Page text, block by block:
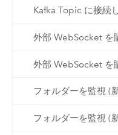
Kafka Topic に接続
外部 WebSocket を
外部 WebSocket を
フォルダーを監視 (
フォルダーを監視 (